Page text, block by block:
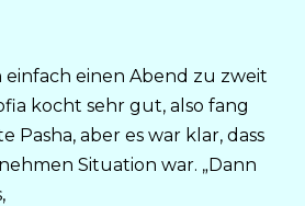
einfach einen Abend zu zweit
kocht sehr gut, also fang
Pasha, aber es war klar, dass
Situation war. „Dann